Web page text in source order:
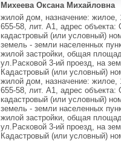
Михеева Оксана Михайловна
жилой дом, назначение:
655-58, лит. А1, адрес объекта:
кадастровый (или условный)
земель - земли населенных
жилой застройки, общая
ул.Расковой 3-ий проезд, на
Кадастровый (или условный)
жилой дом, назначение:
655-58, лит. А1, адрес объекта:
кадастровый (или условный)
земель - земли населенных
жилой застройки, общая
ул.Расковой 3-ий проезд, на
Кадастровый (или условный)